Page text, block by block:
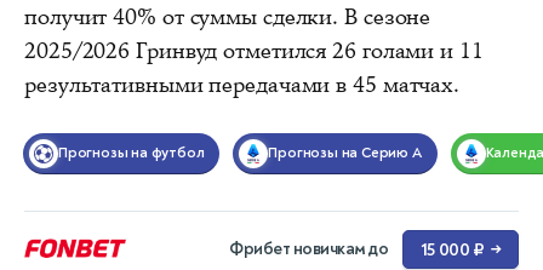
получит 40% от суммы сделки. В сезоне
2025/2026 Гринвуд отметился 26 голами и 11
результативными передачами в 45 матчах.
Прогнозы на футбол Прогнозы на Серию А
Фрибет новичкам до 15 000 ₽ →